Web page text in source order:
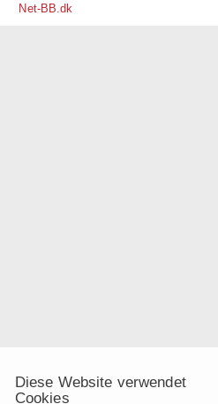
Net-BB.dk
Diese Website verwendet
Cookies